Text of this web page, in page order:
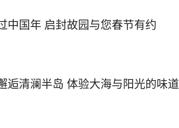
中国年 启封故园与您春节有约
逅清澜半岛 体验大海与阳光的味道